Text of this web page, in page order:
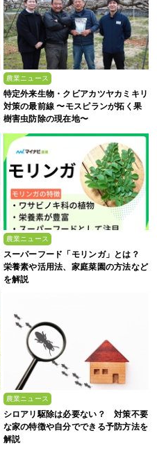
農業ニュース
特定外来生物・クビアカツヤカミキリ
対策の最前線 〜モスピランが拓く果
樹害虫防除の現在地〜
農業ニュース
スーパーフード「モリンガ」とは？
栄養素や活用法、家庭菜園の方法など
を解説
農業ニュース
シロアリ駆除は必要ない？ 対策不要
な家の特徴や自分でできる予防方法を
解説